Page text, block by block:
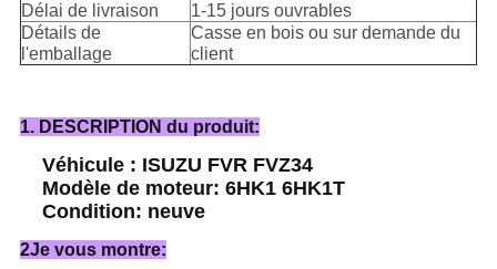
Délai de livraison
1-15 jours ouvrables
Détails de
l'emballage
Casse en bois ou sur demande du
client
1. DESCRIPTION du produit:
Véhicule : ISUZU FVR FVZ34
Modèle de moteur: 6HK1 6HK1T
Condition: neuve
2Je vous montre: